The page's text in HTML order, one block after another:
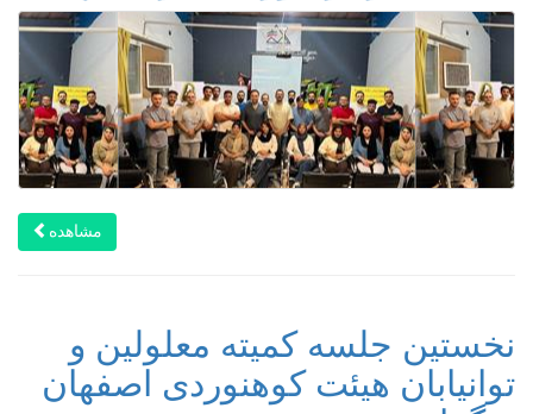
مشاهده
نخستین جلسه کمیته معلولین و
توانیابان هیئت کوهنوردی اصفهان